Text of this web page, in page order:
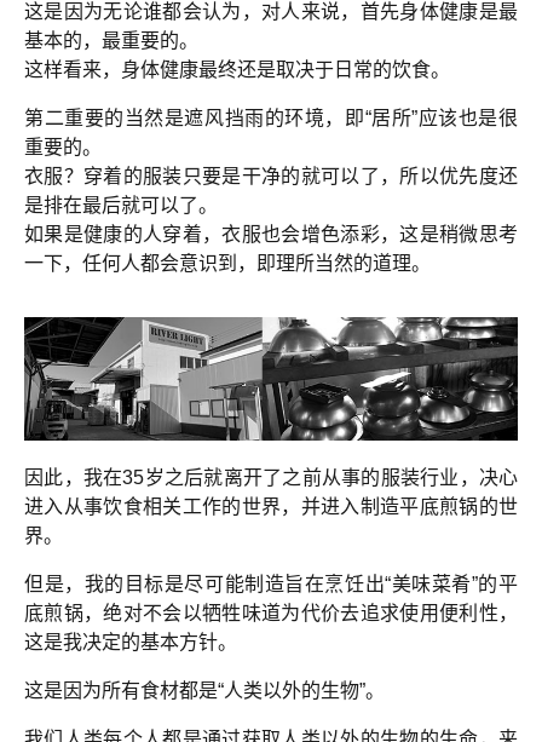
这是因为无论谁都会认为，对人来说，首先身体健康是最
基本的，最重要的。
这样看来，身体健康最终还是取决于日常的饮食。
第二重要的当然是遮风挡雨的环境，即“居所”应该也是很
重要的。
衣服？穿着的服装只要是干净的就可以了，所以优先度还
是排在最后就可以了。
如果是健康的人穿着，衣服也会增色添彩，这是稍微思考
一下，任何人都会意识到，即理所当然的道理。
因此，我在35岁之后就离开了之前从事的服装行业，决心
进入从事饮食相关工作的世界，并进入制造平底煎锅的世
界。
但是，我的目标是尽可能制造旨在烹饪出“美味菜肴”的平
底煎锅，绝对不会以牺牲味道为代价去追求使用便利性，
这是我决定的基本方针。
这是因为所有食材都是“人类以外的生物”。